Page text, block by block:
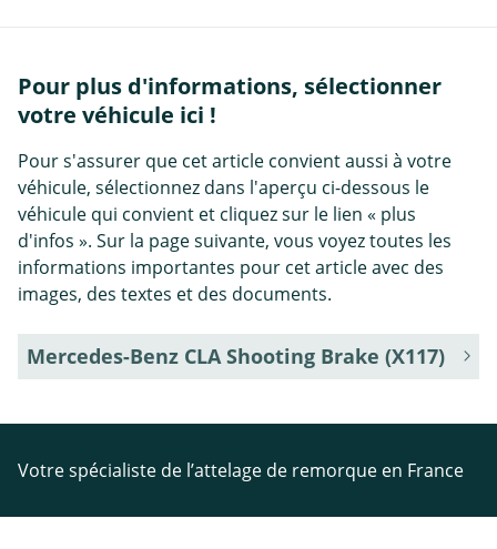
Pour plus d'informations, sélectionner
votre véhicule ici !
Pour s'assurer que cet article convient aussi à votre
véhicule, sélectionnez dans l'aperçu ci-dessous le
véhicule qui convient et cliquez sur le lien « plus
d'infos ». Sur la page suivante, vous voyez toutes les
informations importantes pour cet article avec des
images, des textes et des documents.
Mercedes-Benz CLA Shooting Brake (X117)
Votre spécialiste de l’attelage de remorque en France